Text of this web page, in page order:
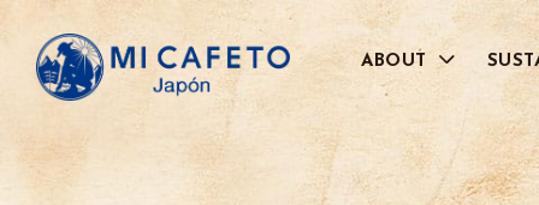
ABOUT
代表メッセージ